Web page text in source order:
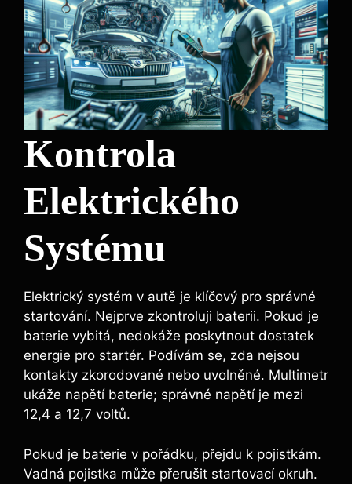
Kontrola
Elektrického
Systému
Elektrický systém v autě je klíčový pro správné
startování. Nejprve zkontroluji baterii. Pokud je
baterie vybitá, nedokáže poskytnout dostatek
energie pro startér. Podívám se, zda nejsou
kontakty zkorodované nebo uvolněné. Multimetr
ukáže napětí baterie; správné napětí je mezi
12,4 a 12,7 voltů.
Pokud je baterie v pořádku, přejdu k pojistkám.
Vadná pojistka může přerušit startovací okruh.